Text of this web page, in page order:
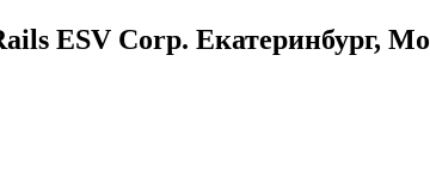
ESV Corp. Екатеринбург,